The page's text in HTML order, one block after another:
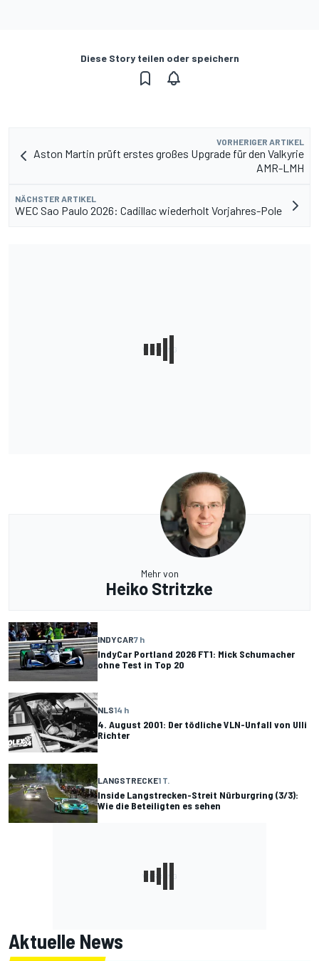
Diese Story teilen oder speichern
VORHERIGER ARTIKEL
Aston Martin prüft erstes großes Upgrade für den Valkyrie
AMR-LMH
NÄCHSTER ARTIKEL
WEC Sao Paulo 2026: Cadillac wiederholt Vorjahres-Pole
Mehr von
Heiko Stritzke
INDYCAR7 h
IndyCar Portland 2026 FT1: Mick Schumacher
ohne Test in Top 20
NLS14 h
4. August 2001: Der tödliche VLN-Unfall von Ulli
Richter
LANGSTRECKE1 T.
Inside Langstrecken-Streit Nürburgring (3/3):
Wie die Beteiligten es sehen
Aktuelle News